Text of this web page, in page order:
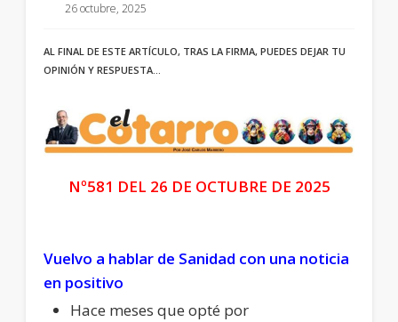
26 octubre, 2025
AL FINAL DE ESTE ARTÍCULO, TRAS LA FIRMA, PUEDES DEJAR TU
OPINIÓN Y RESPUESTA…
Nº581 DEL 26 DE OCTUBRE DE 2025
Vuelvo a hablar de Sanidad con una noticia
en positivo
Hace meses que opté por